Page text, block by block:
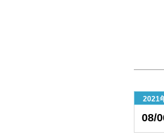
2021
08/